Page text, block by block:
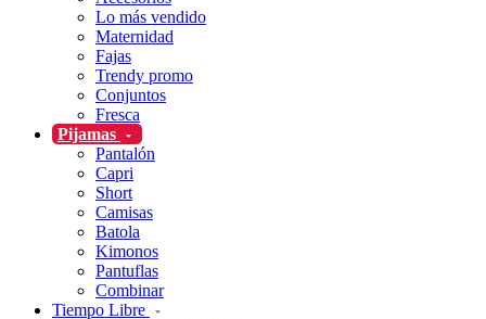
Lo más vendido
Maternidad
Fajas
Trendy promo
Conjuntos
Fresca
Pijamas
Pantalón
Capri
Short
Camisas
Batola
Kimonos
Pantuflas
Combinar
Tiempo Libre